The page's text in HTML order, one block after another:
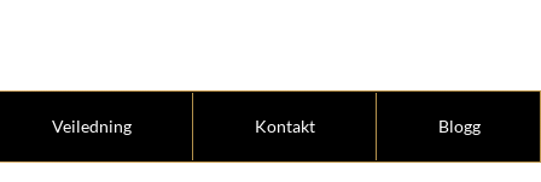
Veiledning Kontakt Blogg